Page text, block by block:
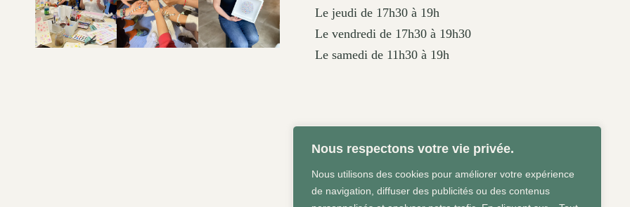
Nous respectons votre vie privée.
Nous utilisons des cookies pour améliorer votre expérience
de navigation, diffuser des publicités ou des contenus
Le jeudi de 17h30 à 19h
Le vendredi de 17h30 à 19h30
Le samedi de 11h30 à 19h